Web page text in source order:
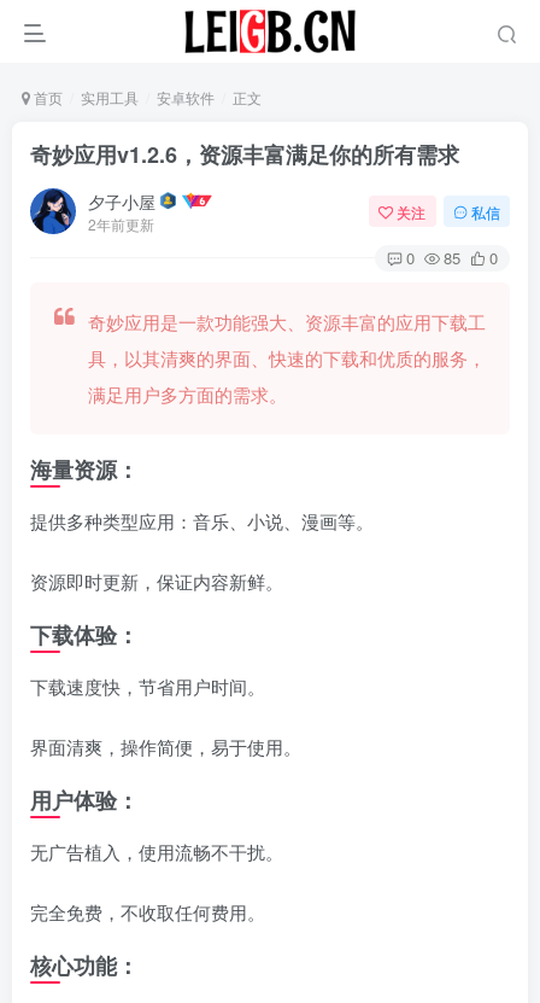
首页 实用工具 安卓软件 正文
奇妙应用v1.2.6，资源丰富满足你的所有需求
夕子小屋
2年前更新
关注 私信
0 85 0
奇妙应用是一款功能强大、资源丰富的应用下载工
具，以其清爽的界面、快速的下载和优质的服务，
满足用户多方面的需求。
‌海量资源‌：
提供多种类型应用：音乐、小说、漫画等。
资源即时更新，保证内容新鲜。
‌下载体验‌：
下载速度快，节省用户时间。
界面清爽，操作简便，易于使用。
‌用户体验‌：
无广告植入，使用流畅不干扰。
完全免费，不收取任何费用。
‌核心功能‌：